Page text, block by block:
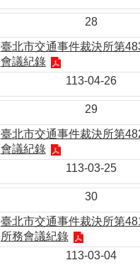
28
臺北市交通事件裁決所第
會議紀錄
113-04-26
29
臺北市交通事件裁決所第
會議紀錄
113-03-25
30
臺北市交通事件裁決所第
所務會議紀錄
113-03-04